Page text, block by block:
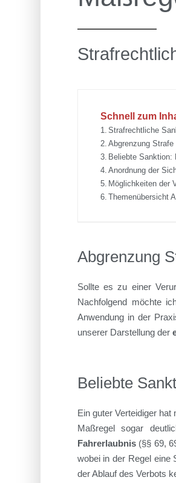
Schnell zum
Strafrechtliche
Abgrenzung
Beliebte Sanktion:
Anordnung der
Möglichkeiten der
Themenübersicht
Abgrenzung
Sollte es zu einer
Nachfolgend möchte
Anwendung in der
unserer Darstellung der
Beliebte
Ein guter Verteidiger
Maßregel sogar
Fahrerlaubnis(§§ 69,
wobei in der Regel eine
der Ablauf des Verbots